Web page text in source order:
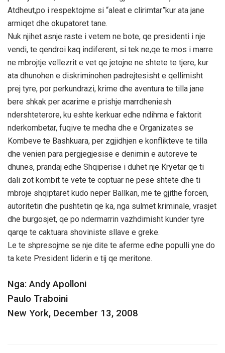
Atdheut,po i respektojme si “aleat e clirimtar”kur ata jane
armiqet dhe okupatoret tane.
Nuk njihet asnje raste i vetem ne bote, qe presidenti i nje
vendi, te qendroi kaq indiferent, si tek ne,qe te mos i marre
ne mbrojtje vellezrit e vet qe jetojne ne shtete te tjere, kur
ata dhunohen e diskriminohen padrejtesisht e qellimisht
prej tyre, por perkundrazi, krime dhe aventura te tilla jane
bere shkak per acarime e prishje marrdheniesh
ndershteterore, ku eshte kerkuar edhe ndihma e faktorit
nderkombetar, fuqive te medha dhe e Organizates se
Kombeve te Bashkuara, per zgjidhjen e konflikteve te tilla
dhe venien para pergjegjesise e denimin e autoreve te
dhunes, prandaj edhe Shqiperise i duhet nje Kryetar qe ti
dali zot kombit te vete te coptuar ne pese shtete dhe ti
mbroje shqiptaret kudo neper Ballkan, me te gjithe forcen,
autoritetin dhe pushtetin qe ka, nga sulmet kriminale, vrasjet
dhe burgosjet, qe po ndermarrin vazhdimisht kunder tyre
qarqe te caktuara shoviniste sllave e greke.
Le te shpresojme se nje dite te aferme edhe populli yne do
ta kete President liderin e tij qe meritone.
Nga: Andy Apolloni
Paulo Traboini
New York, December 13, 2008